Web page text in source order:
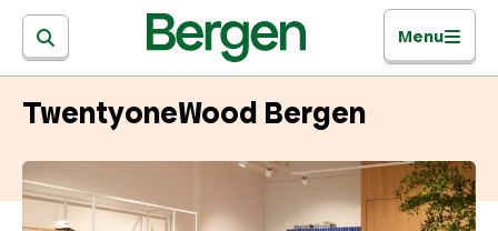
Menu
TwentyoneWood Bergen